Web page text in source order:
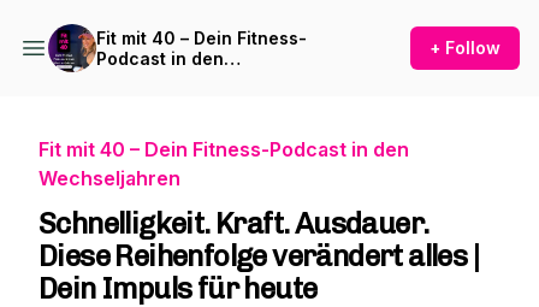
Fit mit 40 – Dein Fitness-
Podcast in den
+ Follow
Fit mit 40 – Dein Fitness-Podcast in den
Wechseljahren
Schnelligkeit. Kraft. Ausdauer.
Diese Reihenfolge verändert alles |
Dein Impuls für heute